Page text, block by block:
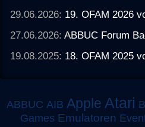
29.06.2026: 19. OFAM 2026
27.06.2026:ABBUC Forum
19.08.2025: 18. OFAM 2025
ABBUC AIB Apple Atari
Games Emulatoren